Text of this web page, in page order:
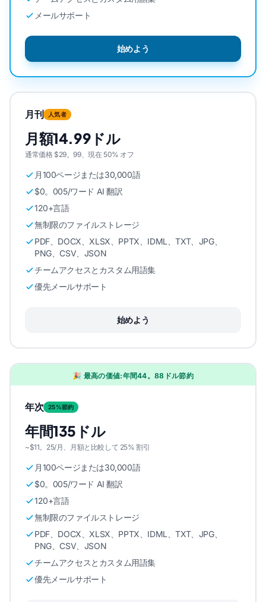
メールサポート
始めよう
月刊 人気者
月額14.99ドル
通常価格 $29。99、現在 50% オフ
月100ページまたは30,000語
$0。005/ワード AI 翻訳
120+言語
無制限のファイルストレージ
PDF、DOCX、XLSX、PPTX、IDML、TXT、JPG、
PNG、CSV、JSON
チームアクセスとカスタム用語集
優先メールサポート
始めよう
🎉 最高の価値:年間44。88ドル節約
年次 25%節約
年間135ドル
~$11。25/月、月額と比較して 25% 割引
月100ページまたは30,000語
$0。005/ワード AI 翻訳
120+言語
無制限のファイルストレージ
PDF、DOCX、XLSX、PPTX、IDML、TXT、JPG、
PNG、CSV、JSON
チームアクセスとカスタム用語集
優先メールサポート